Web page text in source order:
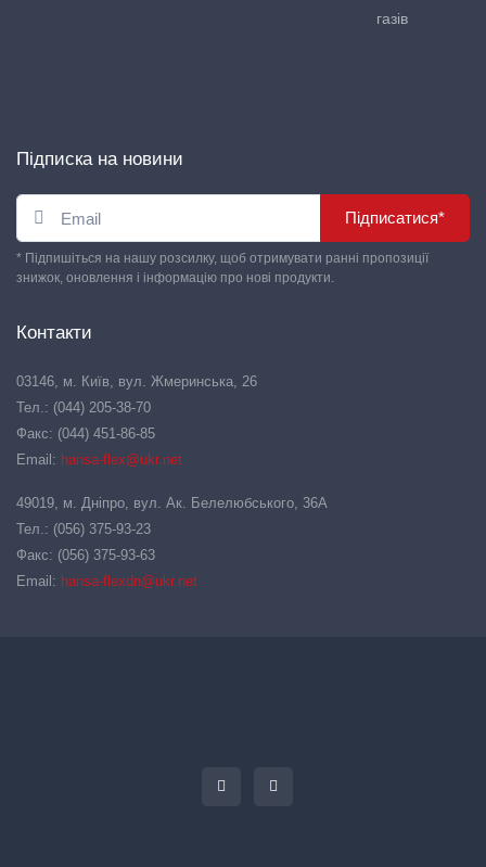
газів
Підписка на новини
Підписатися*
* Підпишіться на нашу розсилку, щоб отримувати ранні пропозиції
знижок, оновлення і інформацію про нові продукти.
Контакти
03146, м. Київ, вул. Жмеринська, 26
Тел.: (044) 205-38-70
Факс: (044) 451-86-85
Email: hansa-flex@ukr.net
49019, м. Дніпро, вул. Ак. Белелюбського, 36А
Тел.: (056) 375-93-23
Факс: (056) 375-93-63
Email: hansa-flexdn@ukr.net